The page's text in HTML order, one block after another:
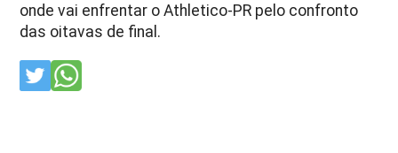
onde vai enfrentar o Athletico-PR pelo confronto
das oitavas de final.